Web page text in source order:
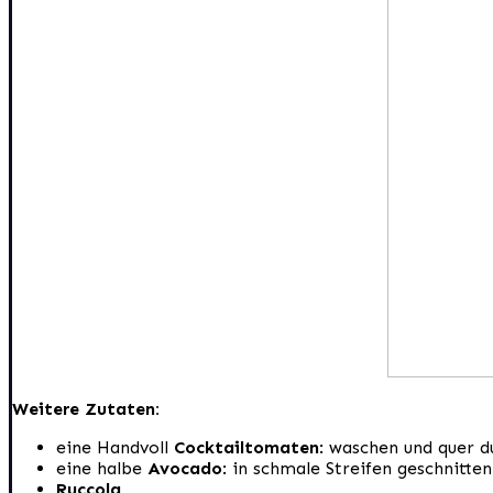
Weitere Zutaten:
eine Handvoll Cocktailtomaten: waschen und quer
eine halbe Avocado: in schmale Streifen geschnitten
Ruccola